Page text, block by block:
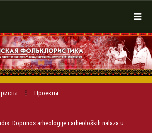
Проекты
Doprinos arheologije i arheoloških nalaza u